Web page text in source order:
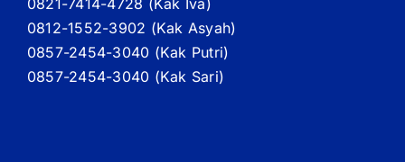
0812-1552-3902 (Kak Asyah)
0857-2454-3040 (Kak Putri)
0857-2454-3040 (Kak Sari)